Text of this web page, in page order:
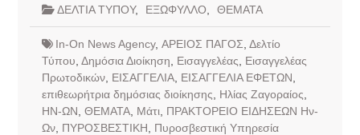
ΔΕΛΤΙΑ ΤΥΠΟΥ, ΕΞΩΦΥΛΛΟ ΘΕΜΑΤΑ
In-On News Agency, ΑΡΕΙΟΣ ΠΑΓΟΣ Δελτίο
Τύπου Δημόσια Διοίκηση Εισαγγελέας
Εισαγγελέας
Πρωτοδικών, ΕΙΣΑΓΓΕΛΙΑ, ΕΙΣΑΓΓΕΛΙΑ ΕΦΕΤΩΝ
επιθεωρήτρια δημόσιας διοίκησης
Ηλίας Ζαγοραίος
ΗΝ-ΩΝ ΘΕΜΑΤΑ, Μάτι, ΠΡΑΚΤΟΡΕΙΟ ΕΙΔΗΣΕΩΝ Ην-
Ων, ΠΥΡΟΣΒΕΣΤΙΚΗ Πυροσβεστική Υπηρεσία